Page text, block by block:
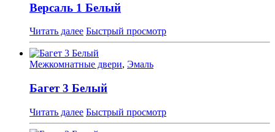
Версаль 1 Белый
Читать далее Быстрый просмотр
Межкомнатные двери, Эмаль
Багет 3 Белый
Читать далее Быстрый просмотр